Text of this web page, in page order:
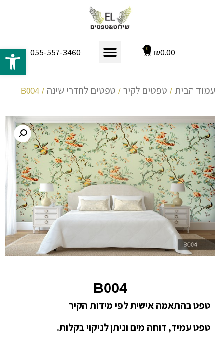
₪0.00
0
055-557-3460
עמוד הבית / טפטים לקיר / טפטים לחדרי שינה / B004
B004
טפט בהתאמה אישית לפי מידות הקיר
טפט עמיד, דוחה מים וניתן לניקוי בקלות.